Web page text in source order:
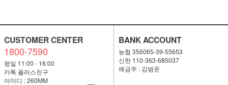
CUSTOMER CENTER
1800-7590
평일 11:00 - 16:00
카톡 플러스친구
아이디 : 260MM
BANK ACCOUNT
농협 356065-39-55653
신한 110-363-685037
예금주 : 김범준